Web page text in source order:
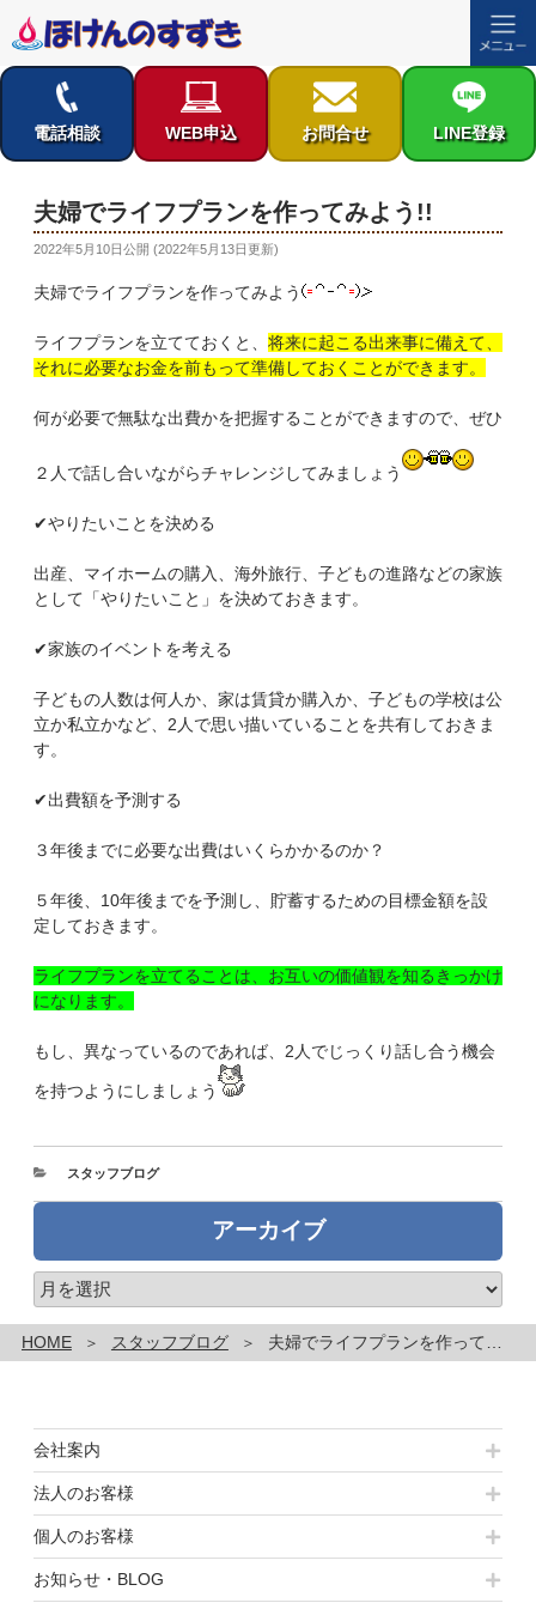
コ
ン
電話相談 WEB申込 お問合せ LINE登録
夫婦でライフプランを作ってみよう!!
投
日:
2022年5月10日公開 (2022年5月13日更新)
夫婦でライフプランを作ってみよう
ライフプランを立てておくと、 将来に起こる出来事に備えて、
それに必要なお金を前もって準備しておくことができます。
何が必要で無駄な出費かを把握することができますので、ぜひ
２人で話し合いながらチャレンジしてみましょう
✔やりたいことを決める
出産、マイホームの購入、海外旅行、子どもの進路などの家族
として「やりたいこと」を決めておきます。
✔家族のイベントを考える
子どもの人数は何人か、家は賃貸か購入か、子どもの学校は公
立か私立かなど、 2 人で思い描いていることを共有しておきま
す。
✔出費額を予測する
３年後までに必要な出費はいくらかかるのか？
５年後、 10年後までを予測し、貯蓄するための目標金額を設
定しておきます。
ライフプランを立てることは、お互いの価値観を知るきっかけ
になります。
もし、異なっているのであれば、 2 人でじっくり話し合う機会
を持つようにしましょう
カ
スタッフブログ
アーカイブ
ア
ー
カ
イ
HOME スタッフブログ 夫婦でライフプランを作ってみよう!!
会社案内
法人のお客様
個人のお客様
お知らせ・BLOG